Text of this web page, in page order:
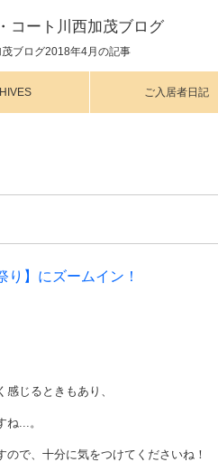
コート川西加茂ブログ
ブログ2018年4月の記事
ご入居者日記
】にズームイン！
じるときもあり、
...。
で、十分に気をつけてくださいね！